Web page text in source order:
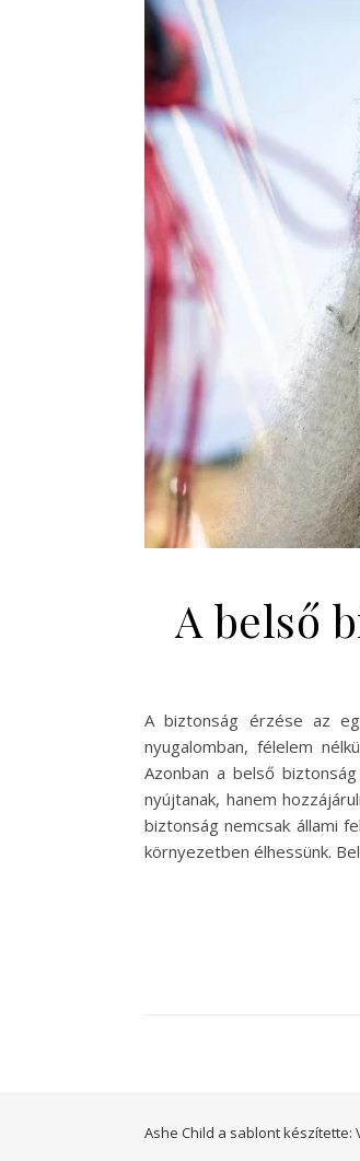
A belső
A biztonság érzése az
nyugalomban, félelem
Azonban a belső
nyújtanak, hanem
biztonság nemcsak állami
környezetben élhessünk.
Ashe Child a sablont készítette: